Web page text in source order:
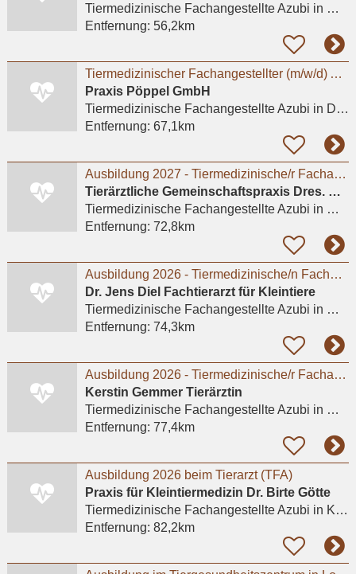
Tiermedizinische Fachangestellte Azubi in Wuppertal
Entfernung: 56,2km
Tiermedizinischer Fachangestellter (m/w/d) Ausbildung 2026
Praxis Pöppel GmbH
Tiermedizinische Fachangestellte Azubi in Delbrück, Anreppen
Entfernung: 67,1km
Ausbildung 2027 - Tiermedizinische/r Fachangestellte/r (m/w/d) # Praktikum möglich
Tierärztliche Gemeinschaftspraxis Dres. Matburger
Tiermedizinische Fachangestellte Azubi in Moers
Entfernung: 72,8km
Ausbildung 2026 - Tiermedizinische/n Fachangestellte/n (m/w/d)
Dr. Jens Diel Fachtierarzt für Kleintiere
Tiermedizinische Fachangestellte Azubi in Meerbusch, Lank-Latum
Entfernung: 74,3km
Ausbildung 2026 - Tiermedizinische/r Fachangestellte/r (w/m/d).
Kerstin Gemmer Tierärztin
Tiermedizinische Fachangestellte Azubi in Meerbusch, Büderich
Entfernung: 77,4km
Ausbildung 2026 beim Tierarzt (TFA)
Praxis für Kleintiermedizin Dr. Birte Götte
Tiermedizinische Fachangestellte Azubi in Krefeld
Entfernung: 82,2km